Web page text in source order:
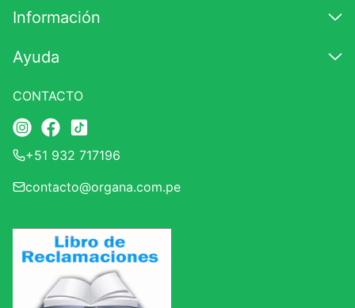
★★★
Correo electrónico
ENVIAR COMENTARIO
Información
Ayuda
CONTACTO
+51 932 717196
contacto@organa.com.pe